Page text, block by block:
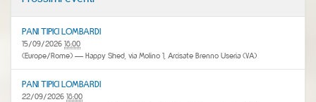
PANI TIPICI LOMBARDI
15/09/2026 18:00
(Europe/Rome) — Happy Shed, via Molino 1, Arcisate Brenno Useria (VA)
PANI TIPICI LOMBARDI
22/09/2026 18:00